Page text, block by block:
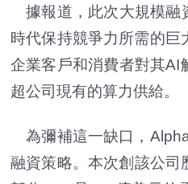
據報道，此次大規模融
時代保持競爭力所需的巨
企業客戶和消費者對其AI
超公司現有的算力供給。
為彌補這一缺口，
融資策略。本次創該公司